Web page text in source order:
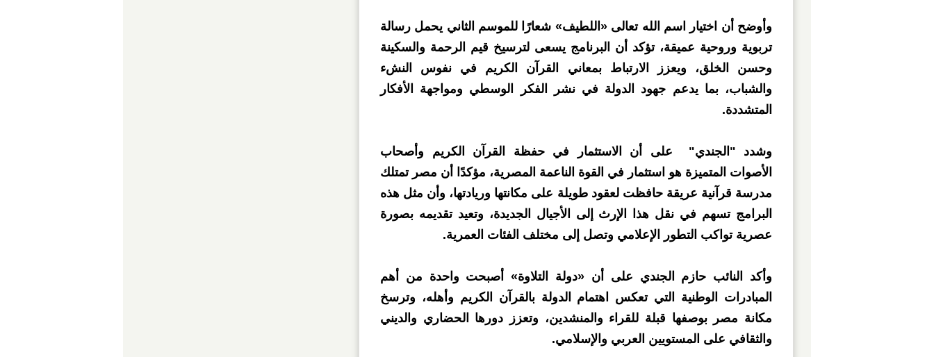
وأوضح أن اختيار اسم الله تعالى «اللطيف» شعارًا للموسم الثاني يحمل رسالة
تربوية وروحية عميقة، تؤكد أن البرنامج يسعى لترسيخ قيم الرحمة والسكينة
وحسن الخلق، ويعزز الارتباط بمعاني القرآن الكريم في نفوس النشء
والشباب، بما يدعم جهود الدولة في نشر الفكر الوسطي ومواجهة الأفكار
المتشددة.
وشدد "الجندي" على أن الاستثمار في حفظة القرآن الكريم وأصحاب
الأصوات المتميزة هو استثمار في القوة الناعمة المصرية، مؤكدًا أن مصر تمتلك
مدرسة قرآنية عريقة حافظت لعقود طويلة على مكانتها وريادتها، وأن مثل هذه
البرامج تسهم في نقل هذا الإرث إلى الأجيال الجديدة، وتعيد تقديمه بصورة
عصرية تواكب التطور الإعلامي وتصل إلى مختلف الفئات العمرية.
وأكد النائب حازم الجندي على أن «دولة التلاوة» أصبحت واحدة من أهم
المبادرات الوطنية التي تعكس اهتمام الدولة بالقرآن الكريم وأهله، وترسخ
مكانة مصر بوصفها قبلة للقراء والمنشدين، وتعزز دورها الحضاري والديني
والثقافي على المستويين العربي والإسلامي.